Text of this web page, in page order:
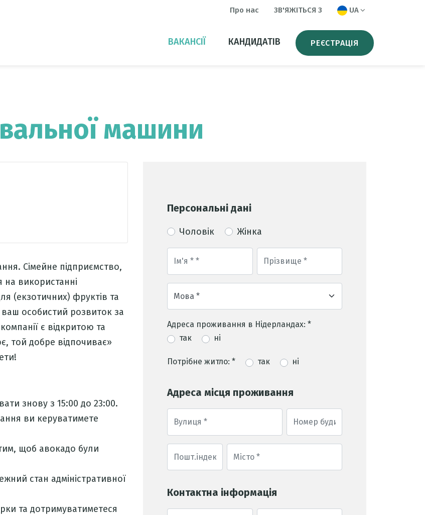
ВАКАНСІЇ КАНДИДАТІВ РЕЄСТРАЦІЯ
Про нас ЗВ'ЯЖІТЬСЯ З UA
машини
Сімейне підприємство,
на використанні
(екзотичних) фруктів та
особистий розвиток за
є відкритою та
той добре відпочиває»
знову з 15:00 до 23:00.
ви керуватимете
щоб авокадо були
стан адміністративної
та дотримуватиметеся
Персональні дані
Чоловік Жінка
Адреса проживання в Нідерландах: *
так
ні
Потрібне житло: * так ні
Адреса місця проживання
Контактна інформація